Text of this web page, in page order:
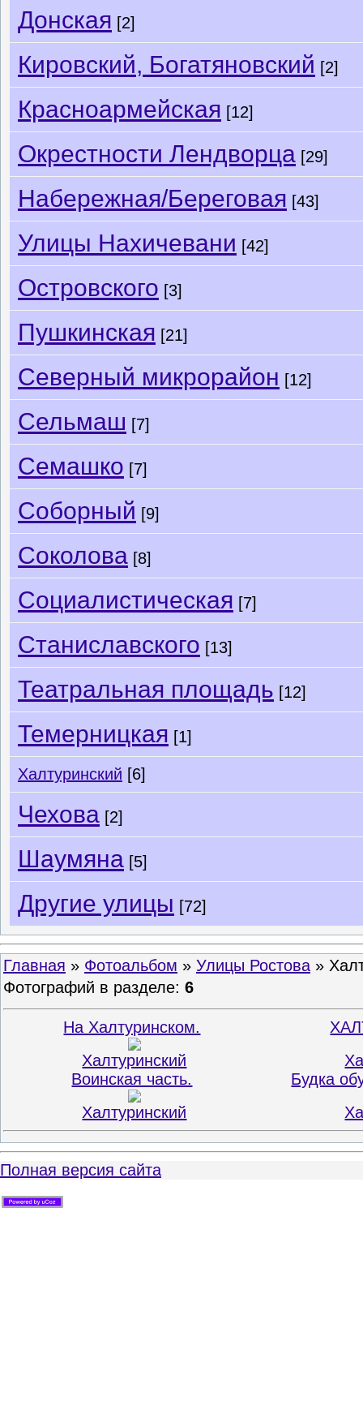
Донская [2]
Кировский, Богатяновский [2]
Красноармейская [12]
Окрестности Лендворца [29]
Набережная/Береговая [43]
Улицы Нахичевани [42]
Островского [3]
Пушкинская [21]
Северный микрорайон [12]
Сельмаш [7]
Семашко [7]
Соборный [9]
Соколова [8]
Социалистическая [7]
Станиславского [13]
Театральная площадь [12]
Темерницкая [1]
Халтуринский [6]
Чехова [2]
Шаумяна [5]
Другие улицы [72]
Главная » Фотоальбом » Улицы Ростова »
Фотографий в разделе: 6
На Халтуринском.
Халтуринский
Воинская часть.
Халтуринский
Будка
Полная версия сайта